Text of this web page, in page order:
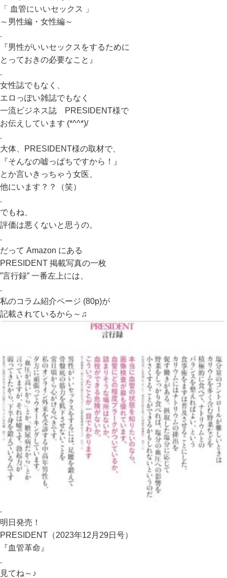
「 血管にいいセックス 」
～男性編・女性編～
.
『男性がいいセックスをするために
とっておきの必要なこと』
.
女性誌でもなく、
エロっぽい雑誌でもなく
一流ビジネス誌 PRESIDENT様で
お伝えしています (*^^*)/
.
大体、PRESIDENT様の取材で、
『そんなの嘘っぱちですから！』
とか言いきっちゃう女医、
他にいます？？（笑）
.
でもね、
評価は悪くないと思うの。
.
だって Amazon にある
PRESIDENT 掲載写真の一枚
”言行録” 一番左上には、
.
私のコラム紹介ページ (80p)が
記載されているから～♫
.
明日発売！
PRESIDENT（2023年12月29日号）
『血管革命』
.
見てね～♪